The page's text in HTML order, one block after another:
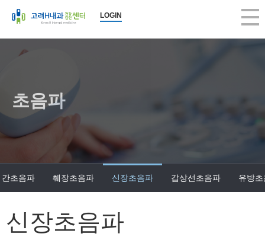
LOGIN
초음파
간초음파 췌장초음파 신장초음파 갑상선초음파 유방
신장초음파